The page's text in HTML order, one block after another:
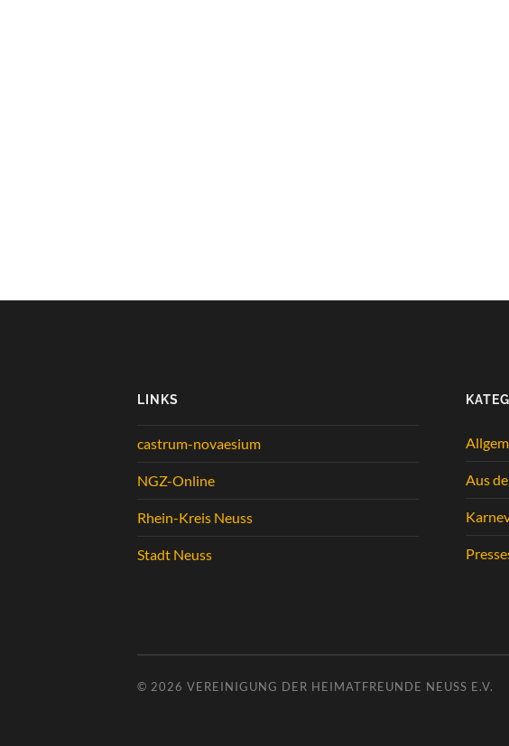
LINKS
castrum-novaesium
NGZ-Online
Rhein-Kreis Neuss
Stadt Neuss
Aus
© 2026 VEREINIGUNG DER HEIMATFREUNDE NEUSS E.V.